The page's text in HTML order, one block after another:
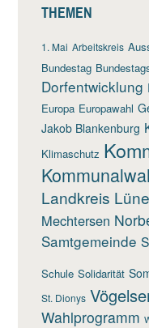
THEMEN
1. Mai Arbeitskreis
Bundestag
Dorfentwicklung
Europa Europawahl
Jakob Blankenburg
Klimaschutz
Landkreis
Mechtersen
Samtgemeinde
Schule Solidarität
St. Dionys
Wahlprogramm